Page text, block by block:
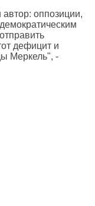
автор: оппозиции,
дефицит и
Меркель", -